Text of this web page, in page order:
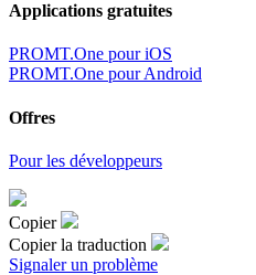
Applications gratuites
PROMT.One pour iOS
PROMT.One pour Android
Offres
Pour les développeurs
Copier
Copier la traduction
Signaler un problème